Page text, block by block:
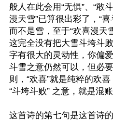
般人在此会用“无惧”、“敢
漫天雪”已算很出彩了，“
而不是雪，至于“欢喜漫天
这完全没有把大雪斗垮斗
字有很大的灵动性，你偏
斗雪之意仍然可以，但必
则，“欢喜”就是纯粹的欢
“斗垮斗败” 之意，就是混
这首诗的第七句是这首诗